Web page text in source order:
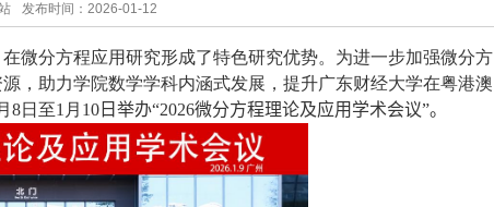
发布时间：2026-01-12
微分方程应用研究形成了特色研究优势。为进一步加强微分方
，助力学院数学学科内涵式发展，提升广东财经大学在粤港澳
8日至1 月 10 日举办“2026微分方程理论及应用学术会议”。